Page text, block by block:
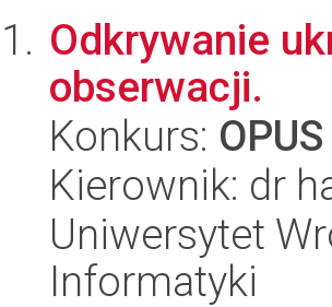
Odkrywanie
obserwacji.
Konkurs:
Kierownik: dr
Uniwersytet
Informatyki